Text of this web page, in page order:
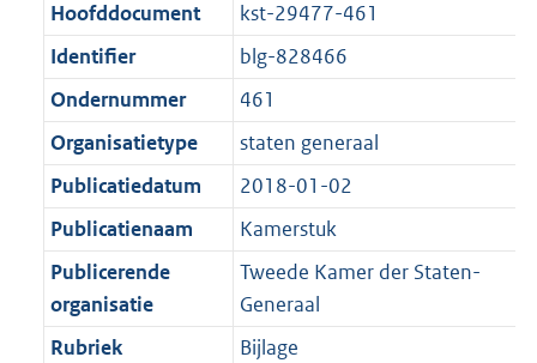
e
n
f
o
r
m
a
a
t
6
0
K
b
o
o
t
e
1
K
b
r
o
t
t
e
:
1
K
b
Hoofddocument
kst-29477-461
Identifier
blg-828466
Ondernummer
461
Organisatietype
staten generaal
Publicatiedatum
2018-01-02
Publicatienaam
Kamerstuk
Publicerende
organisatie
Tweede Kamer der Staten-
Generaal
Rubriek
Bijlage